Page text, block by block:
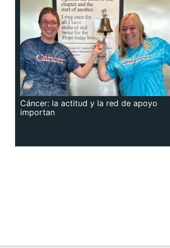
Cáncer: la actitud y la red de apoyo
importan